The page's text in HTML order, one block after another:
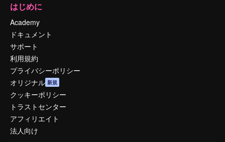
はじめに
Academy
ドキュメント
サポート
利用規約
プライバシーポリシー
オリジナル 新規
クッキーポリシー
トラストセンター
アフィリエイト
法人向け